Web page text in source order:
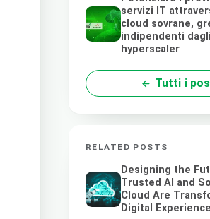
servizi IT
cloud sovrane,
indipendenti dagli
hyperscaler
Tutti i
RELATED POSTS
Designing the
Trusted AI and
Cloud Are
Digital